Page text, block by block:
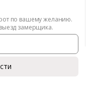
по вашему желанию.
замерщика.